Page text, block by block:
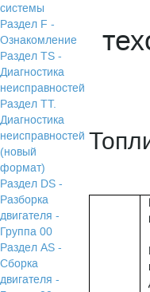
системы
Раздел F -
Ознакомление
Раздел TS -
Диагностика
неисправностей
Раздел TТ.
Диагностика
неисправностей
(новый
формат)
Раздел DS -
Разборка
двигателя -
Группа 00
Раздел АS -
Сборка
двигателя -